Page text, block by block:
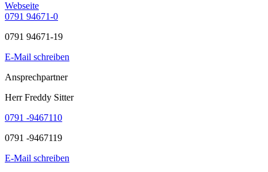
Webseite
0791 94671-0
0791 94671-19
E-Mail schreiben
Ansprechpartner
Herr Freddy Sitter
0791 -9467110
0791 -9467119
E-Mail schreiben